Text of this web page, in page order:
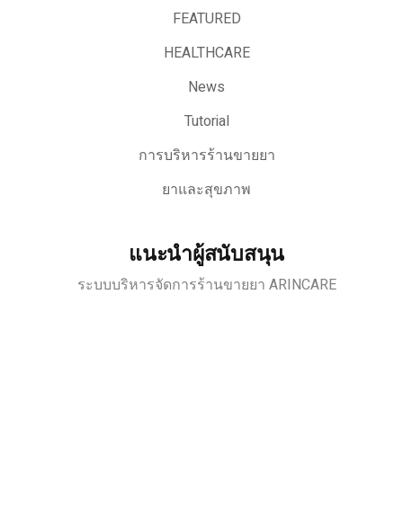
FEATURED
HEALTHCARE
News
Tutorial
การบริหารร้านขายยา
ยาและสุขภาพ
แนะนำผู้สนับสนุน
ระบบบริหารจัดการร้านขายยา ARINCARE